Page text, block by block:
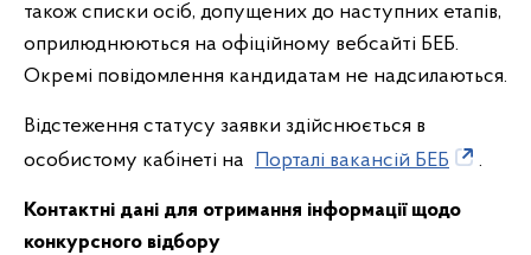
також списки осіб, допущених до наступних етапів,
оприлюднюються на офіційному вебсайті БЕБ.
Окремі повідомлення кандидатам не надсилаються.
Відстеження статусу заявки здійснюється в
особистому кабінеті на Порталі вакансій БЕБ .
Контактні дані для отримання інформації щодо
конкурсного відбору